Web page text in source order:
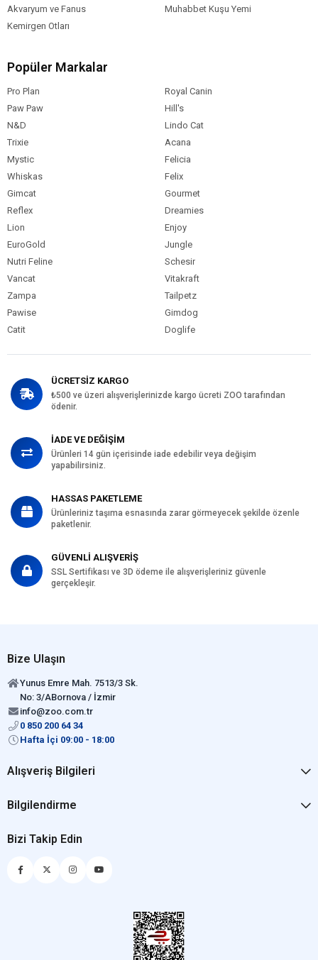
Akvaryum ve Fanus
Muhabbet Kuşu Yemi
Kemirgen Otları
Popüler Markalar
Pro Plan
Royal Canin
Paw Paw
Hill's
N&D
Lindo Cat
Trixie
Acana
Mystic
Felicia
Whiskas
Felix
Gimcat
Gourmet
Reflex
Dreamies
Lion
Enjoy
EuroGold
Jungle
Nutri Feline
Schesir
Vancat
Vitakraft
Zampa
Tailpetz
Pawise
Gimdog
Catit
Doglife
ÜCRETSİZ KARGO
₺500 ve üzeri alışverişlerinizde kargo ücreti ZOO tarafından
ödenir.
İADE VE DEĞİŞİM
Ürünleri 14 gün içerisinde iade edebilir veya değişim
yapabilirsiniz.
HASSAS PAKETLEME
Ürünleriniz taşıma esnasında zarar görmeyecek şekilde özenle
paketlenir.
GÜVENLİ ALIŞVERİŞ
SSL Sertifikası ve 3D ödeme ile alışverişleriniz güvenle
gerçekleşir.
Bize Ulaşın
Yunus Emre Mah. 7513/3 Sk.
No: 3/ABornova / İzmir
info@zoo.com.tr
0 850 200 64 34
Hafta İçi 09:00 - 18:00
Alışveriş Bilgileri
Bilgilendirme
Bizi Takip Edin